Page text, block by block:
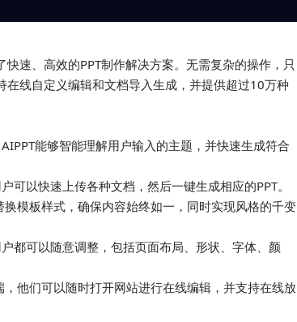
速、高效的PPT制作解决方案。无需复杂的操作，只
在线自定义编辑和文档导入生成，并提供超过10万种
能够智能理解用户输入的主题，并快速生成符合
可以快速上传各种文档，然后一键生成相应的PPT。
模板样式，确保内容始终如一，同时实现风格的千变
都可以随意调整，包括页面布局、形状、字体、颜
他们可以随时打开网站进行在线编辑，并支持在线放